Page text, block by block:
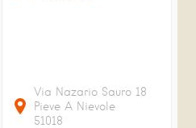
Via Nazario Sauro 18
Pieve A Nievole
51018